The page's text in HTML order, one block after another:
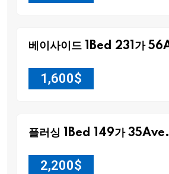
베이사이드 1Bed 231가
1,600$
플러싱 1Bed 149가 35Ave.
2,200$